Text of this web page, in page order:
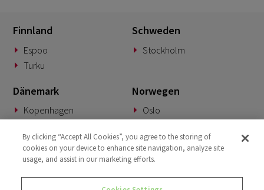
Finnland
Espoo
Turku
Schweden
Stockholm
Dänemark
Kopenhagen
Norwegen
Oslo
Deutschland
München
Slowakei
Banská Bystrica
BeNeLux Vereinigtes Königreich
By clicking “Accept All Cookies”, you agree to the storing of
cookies on your device to enhance site navigation, analyze site
usage, and assist in our marketing efforts.